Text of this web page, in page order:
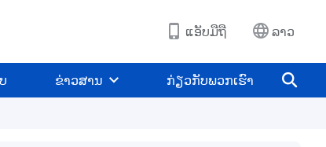
ແອັບມືຖື ລາວ
ຂ່າວສານ ກ່ຽວກັບພວກເຮົາ
ຮູ້ຈັກພາລະກິດຂອງພຣະເຈົ້າ | ຄັດ